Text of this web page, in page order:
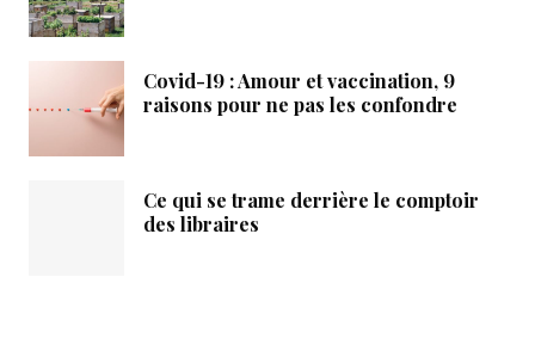
Covid-19 : Amour et vaccination, 9
raisons pour ne pas les confondre
Ce qui se trame derrière le comptoir
des libraires